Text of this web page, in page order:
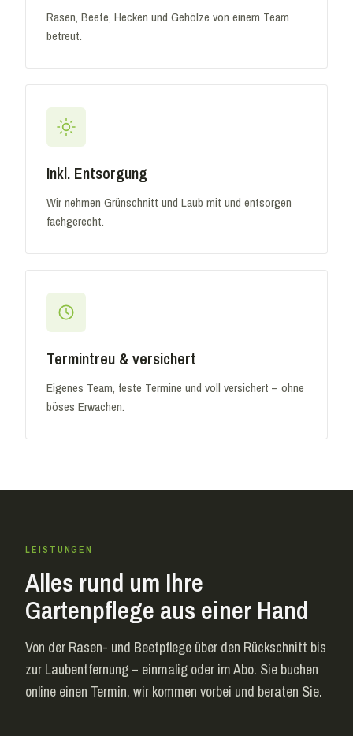
Rasen, Beete, Hecken und Gehölze von einem Team
betreut.
Inkl. Entsorgung
Wir nehmen Grünschnitt und Laub mit und entsorgen
fachgerecht.
Termintreu & versichert
Eigenes Team, feste Termine und voll versichert – ohne
böses Erwachen.
LEISTUNGEN
Alles rund um Ihre
Gartenpflege aus einer Hand
Von der Rasen- und Beetpflege über den Rückschnitt bis
zur Laubentfernung – einmalig oder im Abo. Sie buchen
online einen Termin, wir kommen vorbei und beraten Sie.